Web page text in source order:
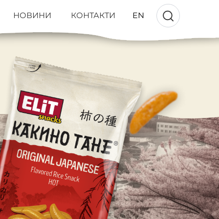
НОВИНИ КОНТАКТИ EN